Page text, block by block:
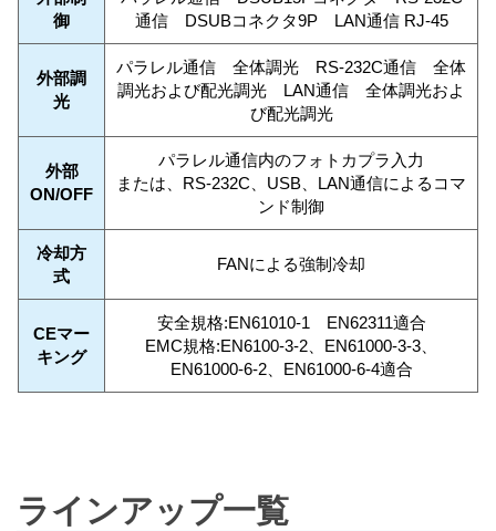
御
通信 DSUBコネクタ9P LAN通信 RJ-45
外部調
光
パラレル通信 全体調光 RS-232C通信 全体
調光および配光調光 LAN通信 全体調光およ
び配光調光
外部
ON/OFF
パラレル通信内のフォトカプラ入力
または、RS-232C、USB、LAN通信によるコマ
ンド制御
冷却方
式
FANによる強制冷却
CEマー
キング
安全規格:EN61010-1 EN62311適合
EMC規格:EN6100-3-2、EN61000-3-3、
EN61000-6-2、EN61000-6-4適合
ラインアップ一覧